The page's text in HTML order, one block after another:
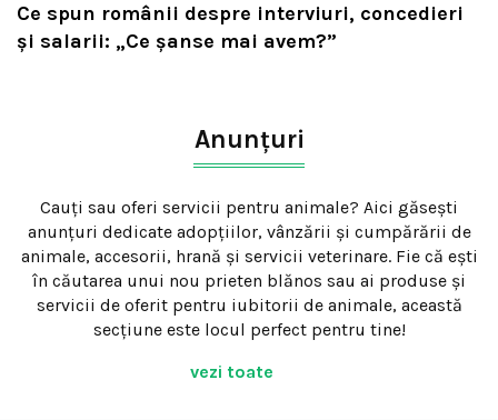
Ce spun românii despre interviuri, concedieri
și salarii: „Ce șanse mai avem?”
Anunțuri
Cauți sau oferi servicii pentru animale? Aici găsești
anunțuri dedicate adopțiilor, vânzării și cumpărării de
animale, accesorii, hrană și servicii veterinare. Fie că ești
în căutarea unui nou prieten blănos sau ai produse și
servicii de oferit pentru iubitorii de animale, această
secțiune este locul perfect pentru tine!
vezi toate